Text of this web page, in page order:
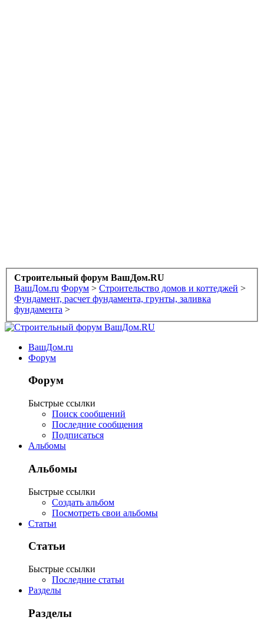
Строительный форум ВашДом.RU
ВашДом.ru Форум > Строительство домов и коттеджей >
Фундамент, расчет фундамента, грунты, заливка
фундамента >
ВашДом.ru
Форум
Форум
Быстрые ссылки
Поиск сообщений
Последние сообщения
Подписаться
Альбомы
Альбомы
Быстрые ссылки
Создать альбом
Посмотреть свои альбомы
Статьи
Статьи
Быстрые ссылки
Последние статьи
Разделы
Разделы